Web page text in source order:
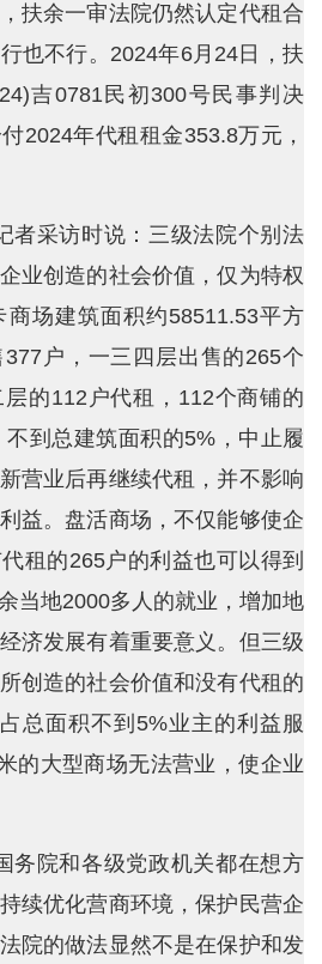
扶余一审法院仍然认定代租合
也不行。2024年6月24日，扶
吉0781民初300号民事判决
2024年代租租金353.8万元，
者采访时说：三级法院个别法
业创造的社会价值，仅为特权
场建筑面积约58511.53平方
户，一三四层出售的265个
的112户代租，112个商铺的
到总建筑面积的5%，中止履
营业后再继续代租，并不影响
益。盘活商场，不仅能够使企
租的265户的利益也可以得到
当地2000多人的就业，增加地
济发展有着重要意义。但三级
创造的社会价值和没有代租的
总面积不到5%业主的利益服
的大型商场无法营业，使企业
务院和各级党政机关都在想方
续优化营商环境，保护民营企
院的做法显然不是在保护和发